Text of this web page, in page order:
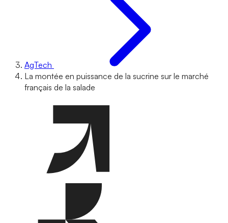
AgTech
La montée en puissance de la sucrine sur le marché
français de la salade